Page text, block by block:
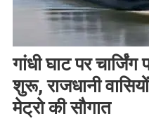
गांधी घाट पर चार्जिंग
शुरू, राजधानी
मेट्रो की सौगात